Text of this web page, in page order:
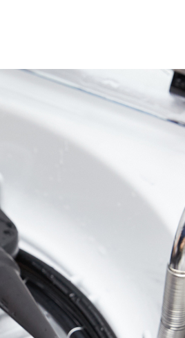
환들은 적절한 건강관리와 조기 진단을
강검진 전문병원으로, 임상경험
자 노력하였습니다.